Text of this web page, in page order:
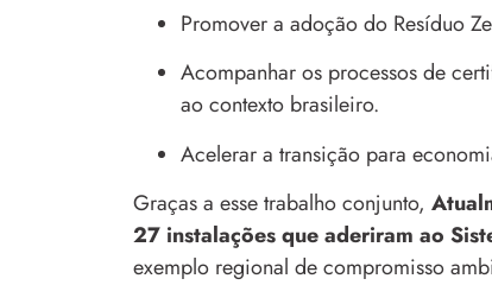
Promover a adoção do Resíduo
Acompanhar os processos de
ao contexto brasileiro.
Acelerar a transição para
Graças a esse trabalho conjunto,
27 instalações que aderiram ao
exemplo regional de compromisso